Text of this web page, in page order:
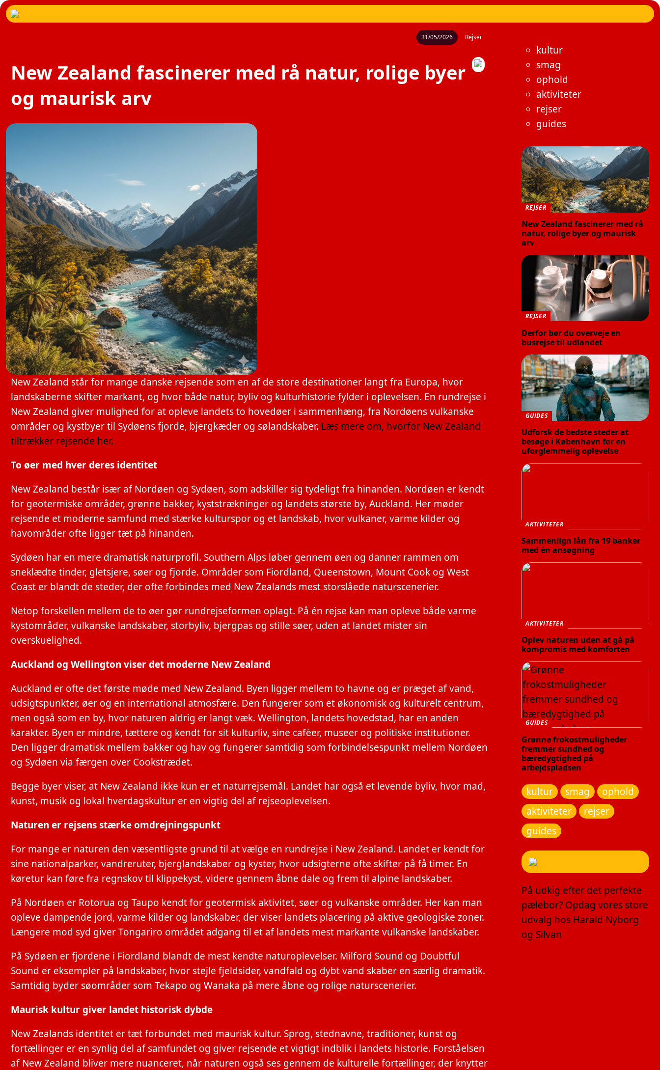
31/05/2026 Rejser
New Zealand fascinerer med rå natur, rolige byer
og maurisk arv
New Zealand står for mange danske rejsende som en af de store destinationer langt fra Europa, hvor
landskaberne skifter markant, og hvor både natur, byliv og kulturhistorie fylder i oplevelsen. En rundrejse i
New Zealand giver mulighed for at opleve landets to hovedøer i sammenhæng, fra Nordøens vulkanske
områder og kystbyer til Sydøens fjorde, bjergkæder og sølandskaber. Læs mere om, hvorfor New Zealand
tiltrækker rejsende her.
To øer med hver deres identitet
New Zealand består især af Nordøen og Sydøen, som adskiller sig tydeligt fra hinanden. Nordøen er kendt
for geotermiske områder, grønne bakker, kyststrækninger og landets største by, Auckland. Her møder
rejsende et moderne samfund med stærke kulturspor og et landskab, hvor vulkaner, varme kilder og
havområder ofte ligger tæt på hinanden.
Sydøen har en mere dramatisk naturprofil. Southern Alps løber gennem øen og danner rammen om
sneklædte tinder, gletsjere, søer og fjorde. Områder som Fiordland, Queenstown, Mount Cook og West
Coast er blandt de steder, der ofte forbindes med New Zealands mest storslåede naturscenerier.
Netop forskellen mellem de to øer gør rundrejseformen oplagt. På én rejse kan man opleve både varme
kystområder, vulkanske landskaber, storbyliv, bjergpas og stille søer, uden at landet mister sin
overskuelighed.
Auckland og Wellington viser det moderne New Zealand
Auckland er ofte det første møde med New Zealand. Byen ligger mellem to havne og er præget af vand,
udsigtspunkter, øer og en international atmosfære. Den fungerer som et økonomisk og kulturelt centrum,
men også som en by, hvor naturen aldrig er langt væk. Wellington, landets hovedstad, har en anden
karakter. Byen er mindre, tættere og kendt for sit kulturliv, sine caféer, museer og politiske institutioner.
Den ligger dramatisk mellem bakker og hav og fungerer samtidig som forbindelsespunkt mellem Nordøen
og Sydøen via færgen over Cookstrædet.
Begge byer viser, at New Zealand ikke kun er et naturrejsemål. Landet har også et levende byliv, hvor mad,
kunst, musik og lokal hverdagskultur er en vigtig del af rejseoplevelsen.
Naturen er rejsens stærke omdrejningspunkt
For mange er naturen den væsentligste grund til at vælge en rundrejse i New Zealand. Landet er kendt for
sine nationalparker, vandreruter, bjerglandskaber og kyster, hvor udsigterne ofte skifter på få timer. En
køretur kan føre fra regnskov til klippekyst, videre gennem åbne dale og frem til alpine landskaber.
På Nordøen er Rotorua og Taupo kendt for geotermisk aktivitet, søer og vulkanske områder. Her kan man
opleve dampende jord, varme kilder og landskaber, der viser landets placering på aktive geologiske zoner.
Længere mod syd giver Tongariro området adgang til et af landets mest markante vulkanske landskaber.
På Sydøen er fjordene i Fiordland blandt de mest kendte naturoplevelser. Milford Sound og Doubtful
Sound er eksempler på landskaber, hvor stejle fjeldsider, vandfald og dybt vand skaber en særlig dramatik.
Samtidig byder søområder som Tekapo og Wanaka på mere åbne og rolige naturscenerier.
Maurisk kultur giver landet historisk dybde
New Zealands identitet er tæt forbundet med maurisk kultur. Sprog, stednavne, traditioner, kunst og
fortællinger er en synlig del af samfundet og giver rejsende et vigtigt indblik i landets historie. Forståelsen
af New Zealand bliver mere nuanceret, når naturen også ses gennem de kulturelle fortællinger, der knytter
kultur
smag
ophold
aktiviteter
rejser
guides
REJSER
New Zealand fascinerer med rå
natur, rolige byer og maurisk
arv
REJSER
Derfor bør du overveje en
busrejse til udlandet
GUIDES
Udforsk de bedste steder at
besøge i København for en
uforglemmelig oplevelse
AKTIVITETER
Sammenlign lån fra 19 banker
med én ansøgning
AKTIVITETER
Oplev naturen uden at gå på
kompromis med komforten
GUIDES
Grønne frokostmuligheder
fremmer sundhed og
bæredygtighed på
arbejdspladsen
kultur smag
ophold
aktiviteter
rejser
guides
På udkig efter det perfekte
pælebor? Opdag vores store
udvalg hos Harald Nyborg
og Silvan